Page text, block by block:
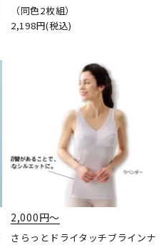
（同色2枚組）
2,198円(税込)
2,000円〜
さらっとドライタッチブラインナ